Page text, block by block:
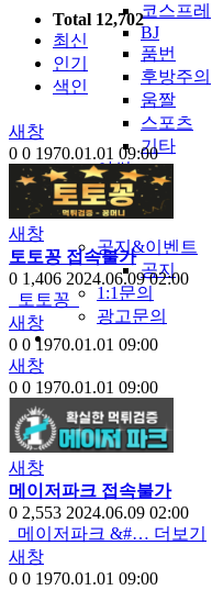
코스프레
BJ
품번
후방주의
움짤
스포츠
기타
야썰
고객센터
공지&이벤트
공지
1:1문의
광고문의
Total 12,702
최신
인기
색인
새창
0 0 1970.01.01 09:00
새창
토토꽁 접속불가
0 1,406 2024.06.09 02:00
토토꽁
새창
0 0 1970.01.01 09:00
새창
0 0 1970.01.01 09:00
새창
메이저파크 접속불가
0 2,553 2024.06.09 02:00
메이저파크 &#… 더보기
새창
0 0 1970.01.01 09:00